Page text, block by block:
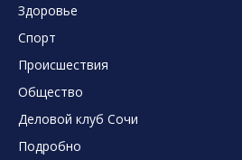
Здоровье
Спорт
Происшествия
Общество
Деловой клуб Сочи
Подробно